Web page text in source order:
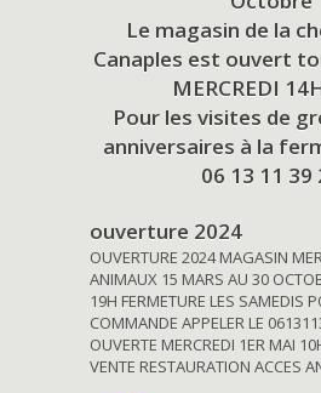
Le magasin de la
Canaples est ouvert
MERCREDI
Pour les visites de
anniversaires à la
06 13 11 39
ouverture 2024
OUVERTURE 2024 MAGASIN
ANIMAUX 15 MARS AU 30
19H FERMETURE LES SAMEDIS
COMMANDE APPELER LE
OUVERTE MERCREDI 1ER MAI
VENTE RESTAURATION ACCES